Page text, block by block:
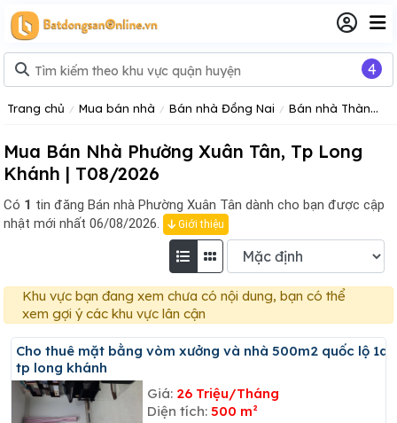
Trang chủ Mua bán nhà Bán nhà Đồng Nai Bán nhà Thành phố Long Khánh
Mua Bán Nhà Phường Xuân Tân, Tp Long
Khánh | T08/2026
Có 1 tin đăng Bán nhà Phường Xuân Tân dành cho bạn được cập
nhật mới nhất 06/08/2026.
Giới thiệu
Khu vực bạn đang xem chưa có nội dung, bạn có thể
xem gợi ý các khu vực lân cận
Cho thuê mặt bằng vòm xưởng và nhà 500m2 quốc lộ 1a
tp long khánh
Giá: 26 Triệu/Tháng
Diện tích: 500 m²
4